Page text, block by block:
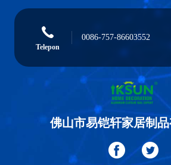
Telepon
0086-757-86603552
佛山市易铠轩家居制品